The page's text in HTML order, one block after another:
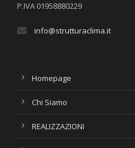
P.IVA 01958880229
info@strutturaclima.it
Homepage
Chi Siamo
REALIZZAZIONI